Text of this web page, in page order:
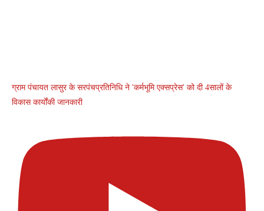
ग्राम पंचायत लासुर के सरपंचप्रतिनिधि ने 'कर्मभूमि एक्सप्रेस' को दी 4सालों के
विकास कार्योंकी जानकारी